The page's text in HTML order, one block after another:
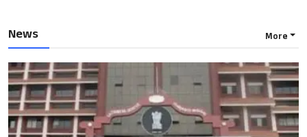
News More